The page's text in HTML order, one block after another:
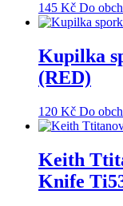
145 Kč Do
Kupilka
(RED)
120 Kč Do
Keith
Knife